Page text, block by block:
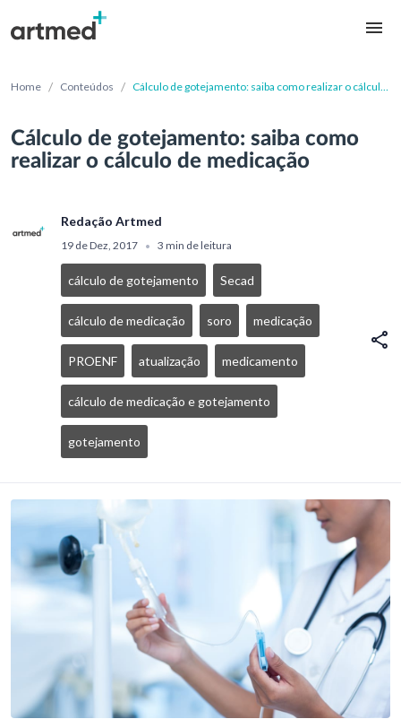
Home / Conteúdos / Cálculo de gotejamento: saiba como realizar o cálculo
Cálculo de gotejamento: saiba como
realizar o cálculo de medicação
Redação Artmed
19 de Dez, 2017 • 3 min de leitura
cálculo de gotejamento Secad
cálculo de medicação soro medicação
PROENF atualização medicamento
cálculo de medicação e gotejamento
gotejamento